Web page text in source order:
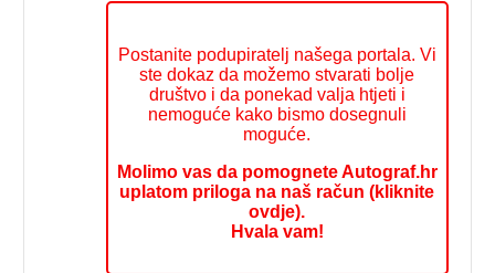
Postanite podupiratelj našega portala. Vi
ste dokaz da možemo stvarati bolje
društvo i da ponekad valja htjeti i
nemoguće kako bismo dosegnuli
moguće.
Molimo vas da pomognete Autograf.hr
uplatom priloga na naš račun (kliknite
ovdje).
Hvala vam!